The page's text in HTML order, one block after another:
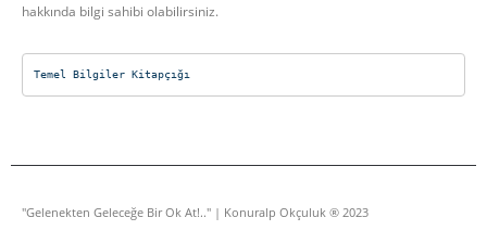
hakkında bilgi sahibi olabilirsiniz.
Temel Bilgiler Kitapçığı
"Gelenekten Geleceğe Bir Ok At!.." | Konuralp Okçuluk ® 2023